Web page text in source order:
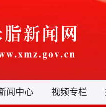
闻中心 视频专栏